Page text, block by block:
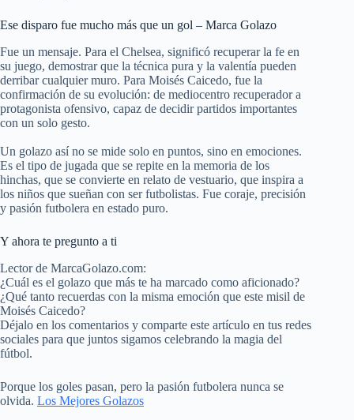
Ese disparo fue mucho más que un gol – Marca Golazo
Fue un mensaje. Para el Chelsea, significó recuperar la fe en
su juego, demostrar que la técnica pura y la valentía pueden
derribar cualquier muro. Para Moisés Caicedo, fue la
confirmación de su evolución: de mediocentro recuperador a
protagonista ofensivo, capaz de decidir partidos importantes
con un solo gesto.
Un golazo así no se mide solo en puntos, sino en emociones.
Es el tipo de jugada que se repite en la memoria de los
hinchas, que se convierte en relato de vestuario, que inspira a
los niños que sueñan con ser futbolistas. Fue coraje, precisión
y pasión futbolera en estado puro.
Y ahora te pregunto a ti
Lector de MarcaGolazo.com:
¿Cuál es el golazo que más te ha marcado como aficionado?
¿Qué tanto recuerdas con la misma emoción que este misil de
Moisés Caicedo?
Déjalo en los comentarios y comparte este artículo en tus redes
sociales para que juntos sigamos celebrando la magia del
fútbol.
Porque los goles pasan, pero la pasión futbolera nunca se
olvida. Los Mejores Golazos